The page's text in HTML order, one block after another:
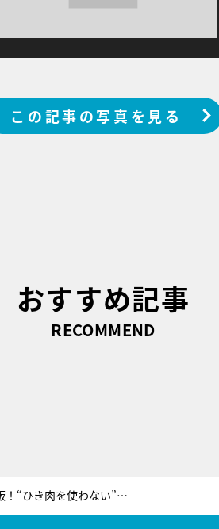
この記事の写真を見る
おすすめ記事
RECOMMEND
木村拓哉の超リアル飯！“ひき肉を使わない”ミートソースパスタ完全再現